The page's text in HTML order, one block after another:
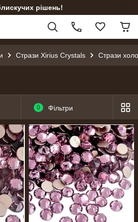
рішень!
Стрази Xirius Crystals Стрази
0 Фільтри